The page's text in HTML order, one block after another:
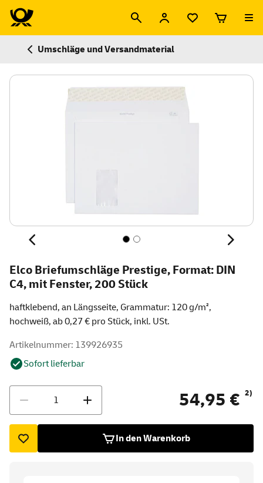
Umschläge und Versandmaterial
Elco Briefumschläge Prestige, Format: DIN
C4, mit Fenster, 200 Stück
haftklebend, an Längsseite, Grammatur: 120 g/m²,
hochweiß, ab 0,27 € pro Stück, inkl. USt.
Artikelnummer: 139926935
Sofort lieferbar
54,95 € 2)
In den Warenkorb